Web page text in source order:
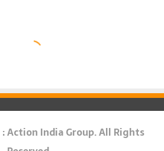
Action India Group. All Rights